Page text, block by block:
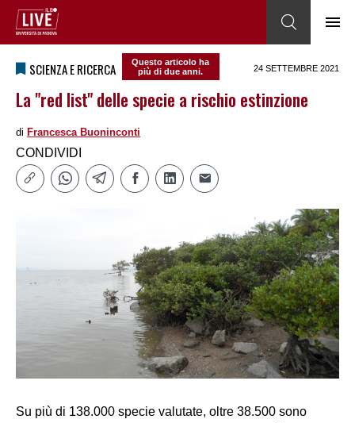
SCIENZA E RICERCA
Questo articolo ha
più di due anni.
24 SETTEMBRE 2021
La "red list" delle specie a rischio estinzione
di Francesca Buoninconti
CONDIVIDI
Su più di 138.000 specie valutate, oltre 38.500 sono